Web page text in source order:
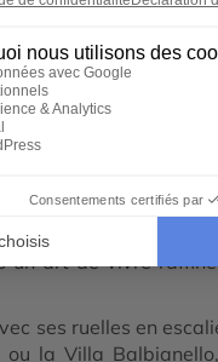
en Italie
de Côme
grâce rare, où les
un art de vivre
ses ruelles en
la Villa